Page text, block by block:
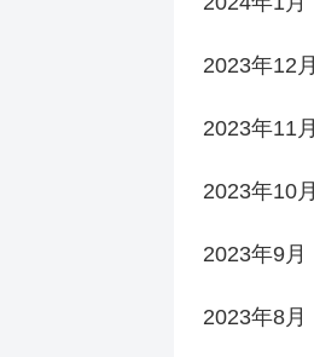
2023年12月
2023年11月
2023年10月
2023年9月
2023年8月